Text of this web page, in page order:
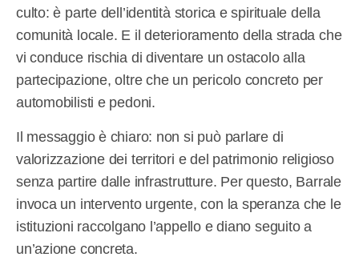
culto: è parte dell’identità storica e spirituale della
comunità locale. E il deterioramento della strada che
vi conduce rischia di diventare un ostacolo alla
partecipazione, oltre che un pericolo concreto per
automobilisti e pedoni.
Il messaggio è chiaro: non si può parlare di
valorizzazione dei territori e del patrimonio religioso
senza partire dalle infrastrutture. Per questo, Barrale
invoca un intervento urgente, con la speranza che le
istituzioni raccolgano l’appello e diano seguito a
un’azione concreta.